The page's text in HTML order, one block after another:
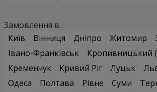
Замовлення в:
Київ
Вінниця Дніпро Житомир
Івано-Франківськ
Кропивницький
Кременчук
Кривий Ріг Луцьк
Одеса
Полтава Рівне Суми